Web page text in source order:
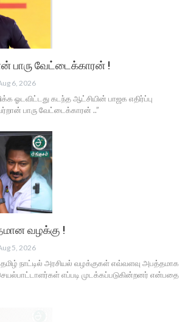
பாரு வேட்டைக்காரன் !
6, 2026
ஓடவிட்டது கடந்த ஆட்சியின் பாஜக எதிர்ப்பு
பாரு வேட்டைக்காரன் ..”
வழக்கு !
5, 2026
நாட்டில் அரசியல் வழக்குகள் எவ்வளவு அபத்தமாக
எப்படி முடக்கப்படுகின்றனர் என்பதை